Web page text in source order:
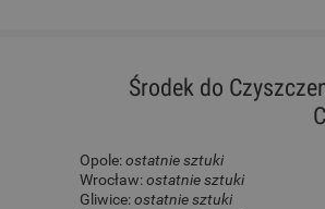
Środek do
Opole:ostatnie sztuki
Wrocław:ostatnie sztuki
Gliwice:ostatnie sztuki